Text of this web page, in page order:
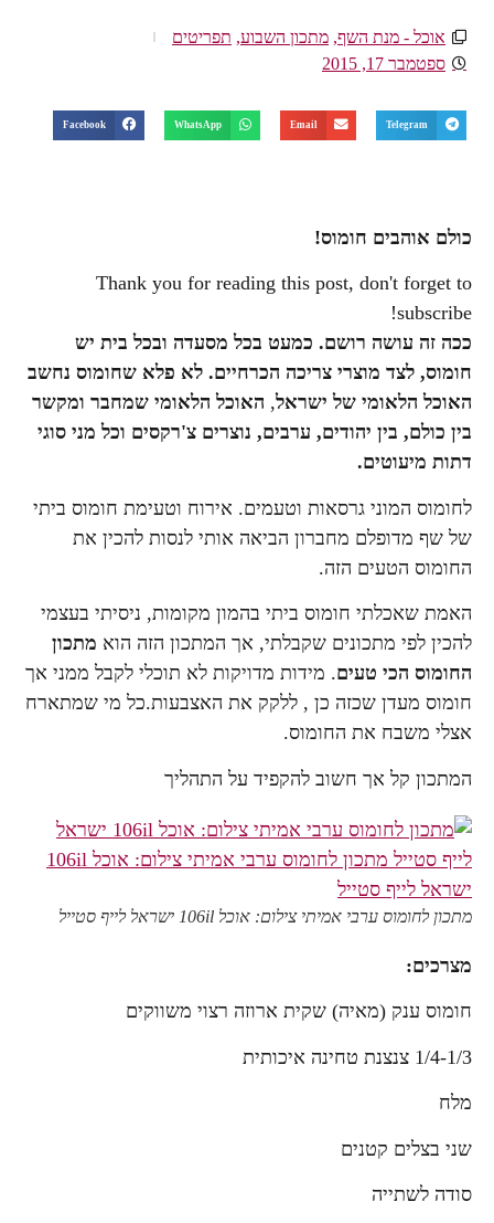
אוכל - מנת השף,מתכון השבוע,תפריטים
ספטמבר 17, 2015
Telegram
Email
WhatsApp
Facebook
כולם אוהבים חומוס!
Thank you for reading this post, don't forget to
subscribe!
ככה זה עושה רושם. כמעט בכל מסעדה ובכל בית יש
חומוס, לצד מוצרי צריכה הכרחיים. לא פלא שחומוס נחשב
האוכל הלאומי של ישראל,האוכל הלאומי שמחבר ומקשר
בין כולם, בין יהודים, ערבים, נוצרים צ'רקסים וכל מני סוגי
דתות מיעוטים.
לחומוס המוני גרסאות וטעמים. אירוח וטעימת חומוס ביתי
של שף מדופלם מחברון הביאה אותי לנסות להכין את
החומוס הטעים הזה.
האמת שאכלתי חומוס ביתי בהמון מקומות, ניסיתי בעצמי
להכין לפי מתכונים שקבלתי, אך המתכון הזה הואמתכון
החומוס הכי טעים. מידות מדויקות לא תוכלי לקבל ממני אך
חומוס מעדן שכזה כן , ללקק את האצבעות.כל מי שמתארח
אצלי משבח את החומוס.
המתכון קל אך חשוב להקפיד על התהליך
מתכון לחומוס ערבי אמיתי צילום: אוכל 106il ישראל לייף סטייל
מצרכים:
חומוס ענק (מאיה) שקית ארוזה רצוי משווקים
1/4-1/3 צנצנת טחינה איכותית
מלח
שני בצלים קטנים
סודה לשתייה